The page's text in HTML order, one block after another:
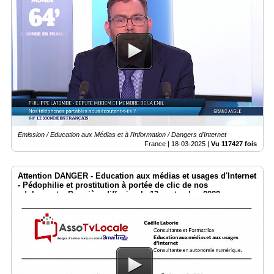
Emission / Education aux Médias et à l'Information / Dangers d'Internet
France | 18-03-2025 | Vu 117427 fois
Attention DANGER - Education aux médias et usages d'Internet
- Pédophilie et prostitution à portée de clic de nos
adolescents. Première diffusion le 13 septembre 2022